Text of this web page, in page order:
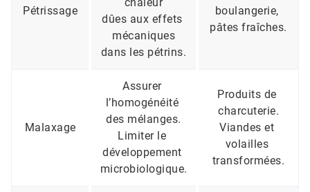
Pétrissage
dûes aux effets
mécaniques
dans les pétrins.
boulangerie,
pâtes fraîches.
Malaxage
Assurer
l’homogénéité
des mélanges.
Limiter le
développement
microbiologique.
Produits de
charcuterie.
Viandes et
volailles
transformées.